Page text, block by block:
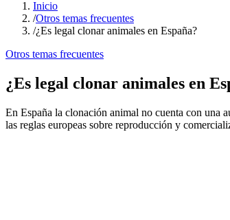
Inicio
/Otros temas frecuentes
/¿Es legal clonar animales en España?
Otros temas frecuentes
¿Es legal clonar animales en
En España la clonación animal no cuenta con una
las reglas europeas sobre reproducción y